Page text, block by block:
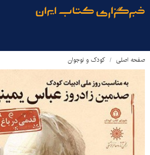
صفحه اصلی کودک و نوجوان